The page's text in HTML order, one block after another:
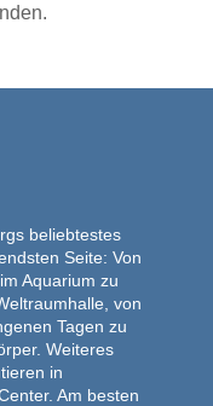
beliebtestes
Seite: Von
Aquarium zu
von
Tagen zu
Weiteres
in
Am besten